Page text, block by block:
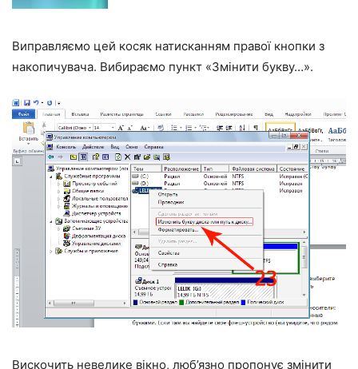
Виправляємо цей косяк натисканням правої кнопки з
накопичувача. Вибираємо пункт «Змінити букву…».
Вискочить невелике вікно, люб’язно пропонує змінити